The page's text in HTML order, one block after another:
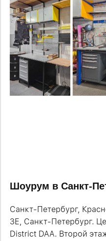
Шоурум в Санкт-
Санкт-Петербург,
3Е, Санкт-Петербург.
District DAA. Второй